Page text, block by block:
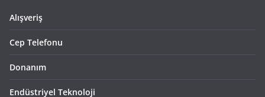
Alışveriş
Cep Telefonu
Donanım
Endüstriyel Teknoloji